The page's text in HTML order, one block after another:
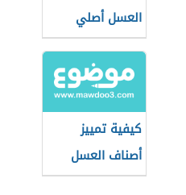
العسل أصلي
كيفية تمييز
أصناف العسل
التركي